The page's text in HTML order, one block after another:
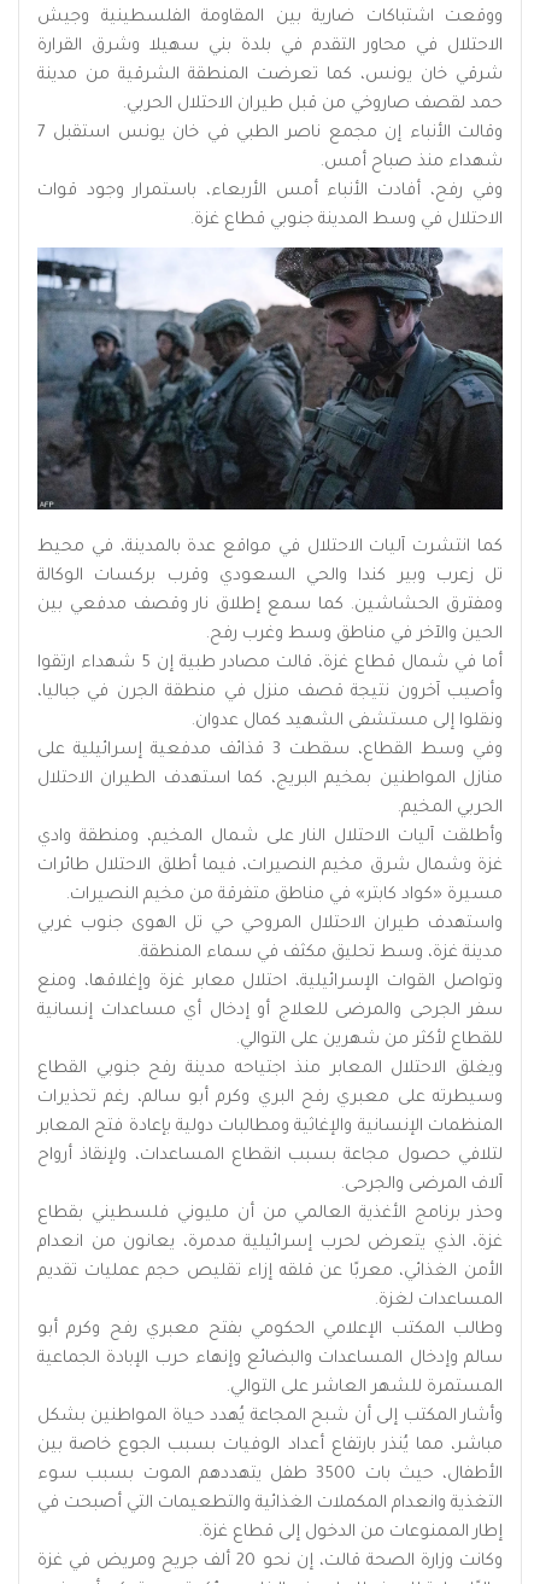
ووقعت اشتباكات ضارية بين المقاومة الفلسطينية وجيش
الاحتلال في محاور التقدم في بلدة بني سهيلا وشرق القرارة
شرقي خان يونس، كما تعرضت المنطقة الشرقية من مدينة
حمد لقصف صاروخي من قبل طيران الاحتلال الحربي.
وقالت الأنباء إن مجمع ناصر الطبي في خان يونس استقبل 7
شهداء منذ صباح أمس.
وفي رفح، أفادت الأنباء أمس الأربعاء، باستمرار وجود قوات
الاحتلال في وسط المدينة جنوبي قطاع غزة.
كما انتشرت آليات الاحتلال في مواقع عدة بالمدينة، في محيط
تل زعرب وبير كندا والحي السعودي وقرب بركسات الوكالة
ومفترق الحشاشين. كما سمع إطلاق نار وقصف مدفعي بين
الحين والآخر في مناطق وسط وغرب رفح.
أما في شمال قطاع غزة، قالت مصادر طبية إن 5 شهداء ارتقوا
وأصيب آخرون نتيجة قصف منزل في منطقة الجرن في جباليا،
ونقلوا إلى مستشفى الشهيد كمال عدوان.
وفي وسط القطاع، سقطت 3 قذائف مدفعية إسرائيلية على
منازل المواطنين بمخيم البريج، كما استهدف الطيران الاحتلال
الحربي المخيم.
وأطلقت آليات الاحتلال النار على شمال المخيم، ومنطقة وادي
غزة وشمال شرق مخيم النصيرات، فيما أطلق الاحتلال طائرات
مسيرة «كواد كابتر» في مناطق متفرقة من مخيم النصيرات.
واستهدف طيران الاحتلال المروحي حي تل الهوى جنوب غربي
مدينة غزة، وسط تحليق مكثف في سماء المنطقة.
وتواصل القوات الإسرائيلية، احتلال معابر غزة وإغلاقها، ومنع
سفر الجرحى والمرضى للعلاج أو إدخال أي مساعدات إنسانية
للقطاع لأكثر من شهرين على التوالي.
ويغلق الاحتلال المعابر منذ اجتياحه مدينة رفح جنوبي القطاع
وسيطرته على معبري رفح البري وكرم أبو سالم، رغم تحذيرات
المنظمات الإنسانية والإغاثية ومطالبات دولية بإعادة فتح المعابر
لتلافي حصول مجاعة بسبب انقطاع المساعدات، ولإنقاذ أرواح
آلاف المرضى والجرحى.
وحذر برنامج الأغذية العالمي من أن مليوني فلسطيني بقطاع
غزة، الذي يتعرض لحرب إسرائيلية مدمرة، يعانون من انعدام
الأمن الغذائي، معربًا عن قلقه إزاء تقليص حجم عمليات تقديم
المساعدات لغزة.
وطالب المكتب الإعلامي الحكومي بفتح معبري رفح وكرم أبو
سالم وإدخال المساعدات والبضائع وإنهاء حرب الإبادة الجماعية
المستمرة للشهر العاشر على التوالي.
وأشار المكتب إلى أن شبح المجاعة يُهدد حياة المواطنين بشكل
مباشر، مما يُنذر بارتفاع أعداد الوفيات بسبب الجوع خاصة بين
الأطفال، حيث بات 3500 طفل يتهددهم الموت بسبب سوء
التغذية وانعدام المكملات الغذائية والتطعيمات التي أصبحت في
إطار الممنوعات من الدخول إلى قطاع غزة.
وكانت وزارة الصحة قالت، إن نحو 20 ألف جريح ومريض في غزة